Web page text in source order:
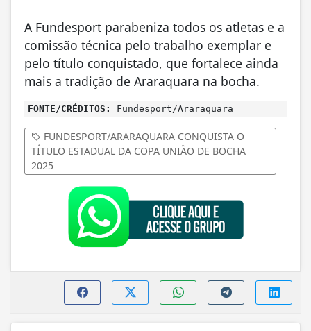
A Fundesport parabeniza todos os atletas e a
comissão técnica pelo trabalho exemplar e
pelo título conquistado, que fortalece ainda
mais a tradição de Araraquara na bocha.
FONTE/CRÉDITOS: Fundesport/Araraquara
FUNDESPORT/ARARAQUARA CONQUISTA O
TÍTULO ESTADUAL DA COPA UNIÃO DE BOCHA
2025